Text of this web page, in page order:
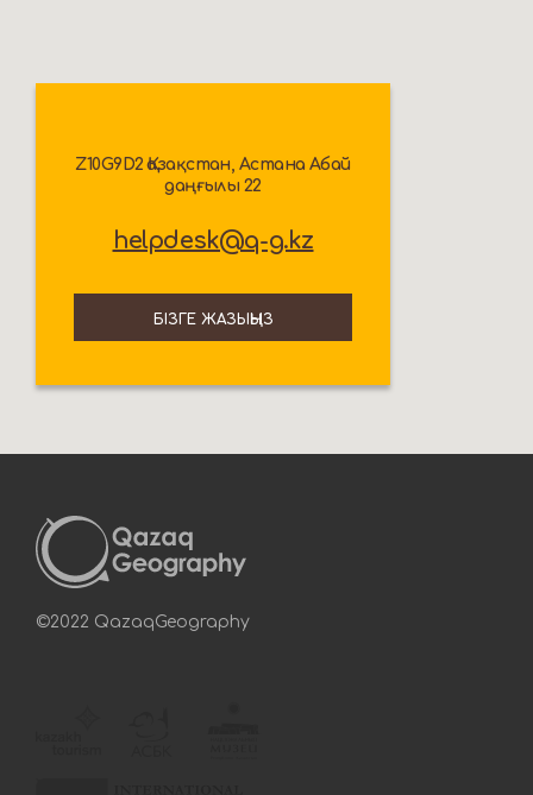
Z10G9D2 Қазақстан, Астана Абай
даңғылы 22
helpdesk@q-g.kz
БІЗГЕ ЖАЗЫҢЫЗ
©2022 QazaqGeography